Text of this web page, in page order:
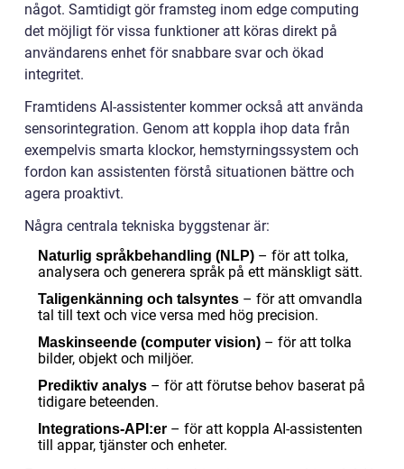
något. Samtidigt gör framsteg inom edge computing
det möjligt för vissa funktioner att köras direkt på
användarens enhet för snabbare svar och ökad
integritet.
Framtidens AI-assistenter kommer också att använda
sensorintegration. Genom att koppla ihop data från
exempelvis smarta klockor, hemstyrningssystem och
fordon kan assistenten förstå situationen bättre och
agera proaktivt.
Några centrala tekniska byggstenar är:
Naturlig språkbehandling (NLP) – för att tolka,
analysera och generera språk på ett mänskligt sätt.
Taligenkänning och talsyntes – för att omvandla
tal till text och vice versa med hög precision.
Maskinseende (computer vision) – för att tolka
bilder, objekt och miljöer.
Prediktiv analys – för att förutse behov baserat på
tidigare beteenden.
Integrations-API:er – för att koppla AI-assistenten
till appar, tjänster och enheter.